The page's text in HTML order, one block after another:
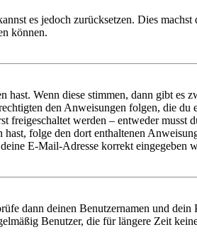
es jedoch zurücksetzen. Dies
können.
hast. Wenn diese stimmen, dann gibt es
den Anweisungen folgen, die
werden – entweder musst
folge den dort enthaltenen
E-Mail-Adresse korrekt eingegeben
dann deinen Benutzernamen und
Benutzer, die für längere Zeit